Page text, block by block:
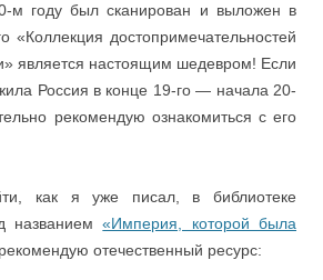
м году был сканирован и выложен в
«Коллекция достопримечательностей
является настоящим шедевром! Если
Россия в конце 19-го — начала 20-
рекомендую ознакомиться с его
как я уже писал, в библиотеке
названием«Империя, которой была
отечественный ресурс: